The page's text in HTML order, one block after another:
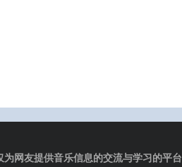
网友提供音乐信息的交流与学习的平台